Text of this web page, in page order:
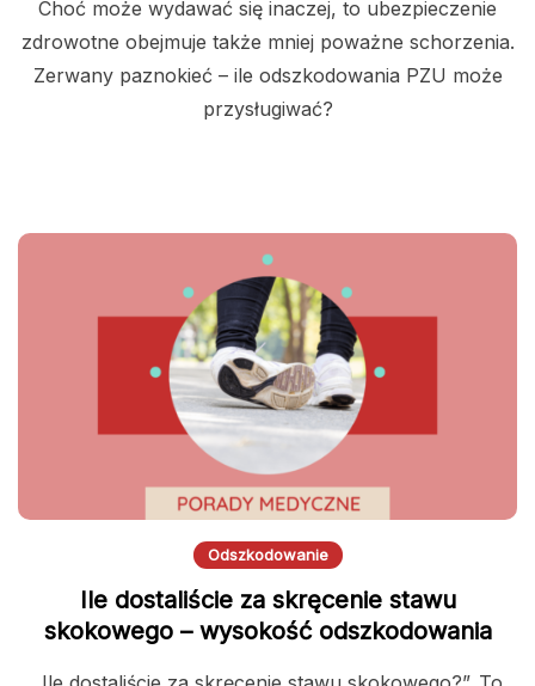
Choć może wydawać się inaczej, to ubezpieczenie
zdrowotne obejmuje także mniej poważne schorzenia.
Zerwany paznokieć – ile odszkodowania PZU może
przysługiwać?
Odszkodowanie
Ile dostaliście za skręcenie stawu
skokowego – wysokość odszkodowania